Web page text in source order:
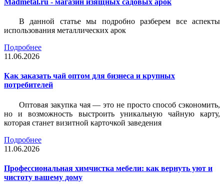
В данной статье мы подробно разберем все аспекты
использования металлических арок
Подробнее
11.06.2026
Как заказать чай оптом для бизнеса и крупных
потребителей
Оптовая закупка чая — это не просто способ сэкономить,
но и возможность выстроить уникальную чайную карту,
которая станет визитной карточкой заведения
Подробнее
11.06.2026
Профессиональная химчистка мебели: как вернуть уют и
чистоту вашему дому